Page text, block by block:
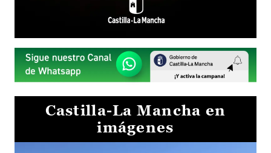
Castilla-La Mancha en
imágenes